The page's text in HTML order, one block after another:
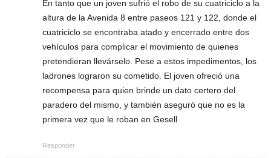
En tanto que un joven sufrió el robo de su cuatriciclo a la
altura de la Avenida 8 entre paseos 121 y 122, donde el
cuatriciclo se encontraba atado y encerrado entre dos
vehículos para complicar el movimiento de quienes
pretendieran llevárselo. Pese a estos impedimentos, los
ladrones lograron su cometido. El joven ofreció una
recompensa para quien brinde un dato certero del
paradero del mismo, y también aseguró que no es la
primera vez que le roban en Gesell
Responder